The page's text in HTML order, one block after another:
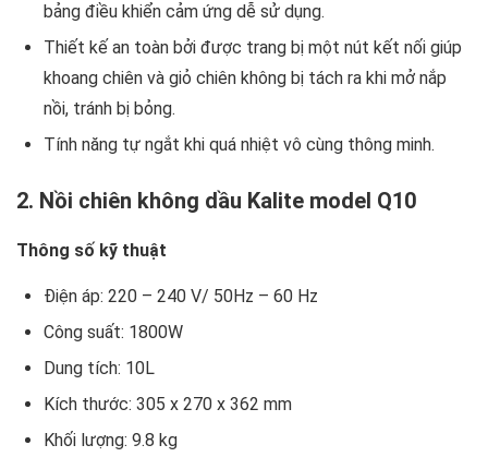
bảng điều khiển cảm ứng dễ sử dụng.
Thiết kế an toàn bởi được trang bị một nút kết nối giúp
khoang chiên và giỏ chiên không bị tách ra khi mở nắp
nồi, tránh bị bỏng.
Tính năng tự ngắt khi quá nhiệt vô cùng thông minh.
2. Nồi chiên không dầu Kalite model Q10
Thông số kỹ thuật
Điện áp: 220 – 240 V/ 50Hz – 60 Hz
Công suất: 1800W
Dung tích: 10L
Kích thước: 305 x 270 x 362 mm
Khối lượng: 9.8 kg